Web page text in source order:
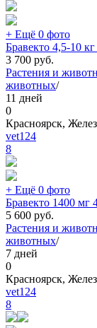
+ Ещё 0 фото
Бравекто 4,5-10
3 700 руб.
Растения и
животных/
11 дней
0
Красноярск,
vet124
8
+ Ещё 0 фото
Бравекто 1400 мг
5 600 руб.
Растения и
животных/
7 дней
0
Красноярск,
vet124
8